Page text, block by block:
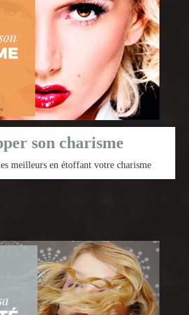
son charisme
meilleurs en étoffant votre charisme